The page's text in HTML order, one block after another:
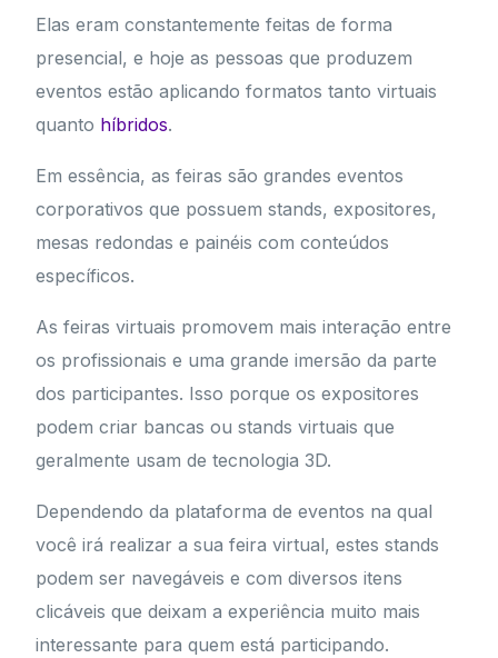
Elas eram constantemente feitas de forma
presencial, e hoje as pessoas que produzem
eventos estão aplicando formatos tanto virtuais
quanto híbridos.
Em essência, as feiras são grandes eventos
corporativos que possuem stands, expositores,
mesas redondas e painéis com conteúdos
específicos.
As feiras virtuais promovem mais interação entre
os profissionais e uma grande imersão da parte
dos participantes. Isso porque os expositores
podem criar bancas ou stands virtuais que
geralmente usam de tecnologia 3D.
Dependendo da plataforma de eventos na qual
você irá realizar a sua feira virtual, estes stands
podem ser navegáveis e com diversos itens
clicáveis que deixam a experiência muito mais
interessante para quem está participando.